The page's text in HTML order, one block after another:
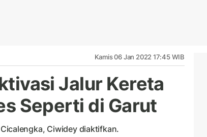
Kamis 06 Jan 2022 17:45 WIB
Jalur Kereta
Seperti di Garut
Ciwidey diaktifkan.